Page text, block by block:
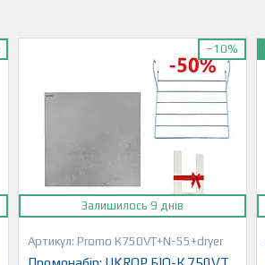
–10%
Залишилось 9 днів
Promo К750VT+N-55+dryer